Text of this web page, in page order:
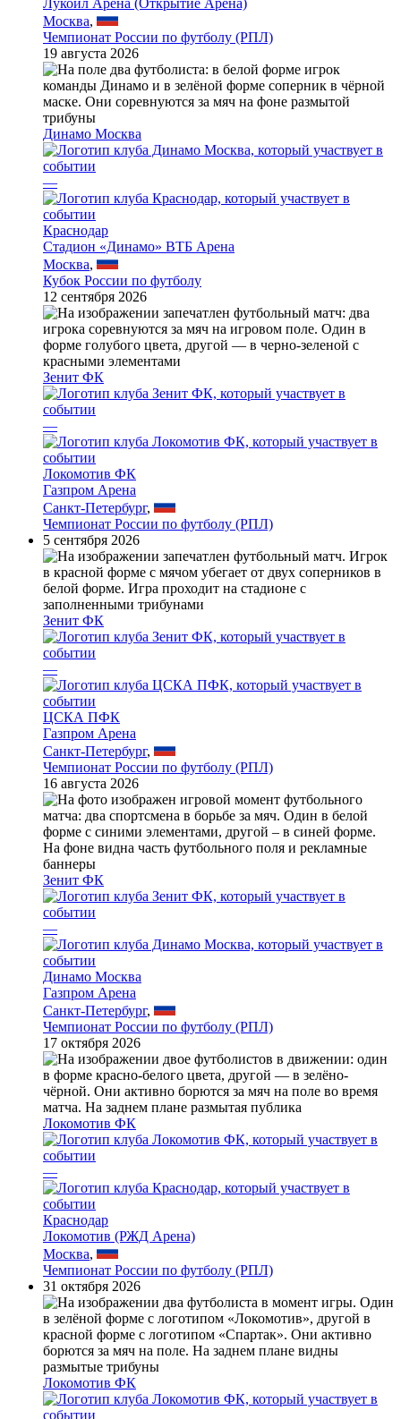
Москва,
Чемпионат России по футболу (РПЛ)
19 августа 2026
Динамо Москва
—
Краснодар
Стадион «Динамо» ВТБ Арена
Москва,
Кубок России по футболу
12 сентября 2026
Зенит ФК
—
Локомотив ФК
Газпром Арена
Санкт-Петербург,
Чемпионат России по футболу (РПЛ)
5 сентября 2026
Зенит ФК
—
ЦСКА ПФК
Газпром Арена
Санкт-Петербург,
Чемпионат России по футболу (РПЛ)
16 августа 2026
Зенит ФК
—
Динамо Москва
Газпром Арена
Санкт-Петербург,
Чемпионат России по футболу (РПЛ)
17 октября 2026
Локомотив ФК
—
Краснодар
Локомотив (РЖД Арена)
Москва,
Чемпионат России по футболу (РПЛ)
31 октября 2026
Локомотив ФК